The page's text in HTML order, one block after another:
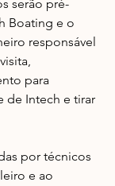
serão pré-
Boating e o
responsável
para
de Intech e tirar
por técnicos
e ao